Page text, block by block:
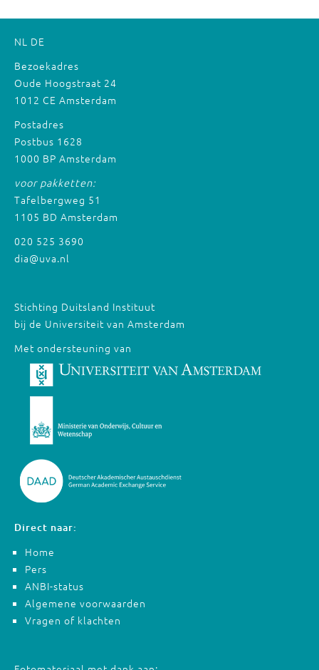
NL DE
Bezoekadres
Oude Hoogstraat 24
1012 CE Amsterdam
Postadres
Postbus 1628
1000 BP Amsterdam
voor pakketten:
Tafelbergweg 51
1105 BD Amsterdam
020 525 3690
dia@uva.nl
Stichting Duitsland Instituut
bij de Universiteit van Amsterdam
Met ondersteuning van
Direct naar:
Home
Pers
ANBI-status
Algemene voorwaarden
Vragen of klachten